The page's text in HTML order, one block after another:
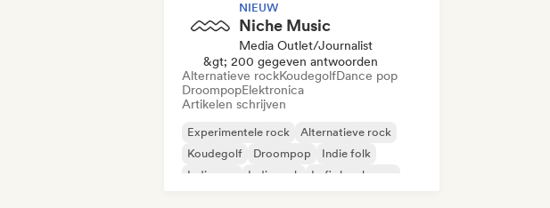
NIEUW
Niche Music
Media Outlet/Journalist
&gt; 200 gegeven antwoorden
Alternatieve rockKoudegolfDance pop
DroompopElektronica
Artikelen schrijven
Experimentele rock
Alternatieve rock
Koudegolf
Droompop
Indie folk
Indie pop
Indie rock Lofi slaapkamer